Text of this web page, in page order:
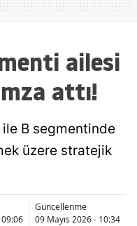
ailesi
attı!
B segmentinde
üzere stratejik
09:06
Güncellenme
09 Mayıs 2026 - 10:34